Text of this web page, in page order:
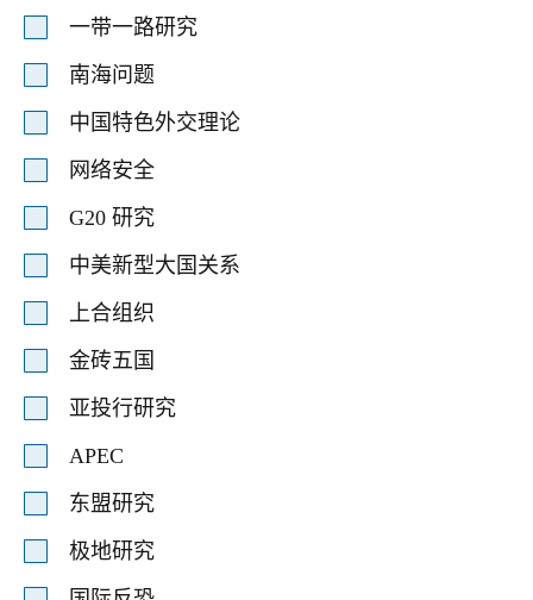
一带一路研究
南海问题
中国特色外交理论
网络安全
G20 研究
中美新型大国关系
上合组织
金砖五国
亚投行研究
APEC
东盟研究
极地研究